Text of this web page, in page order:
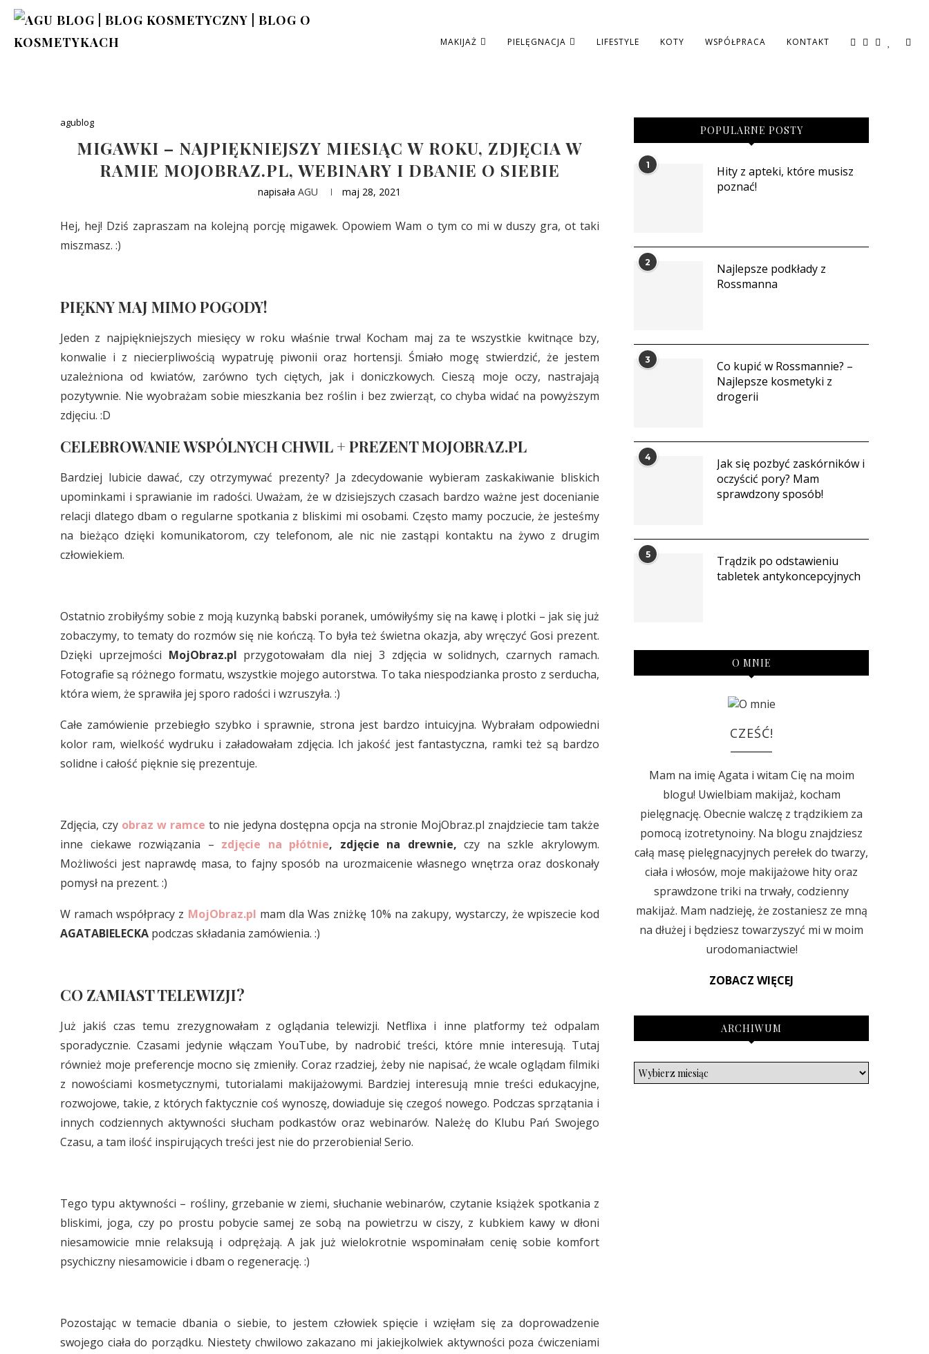
MAKIJAŻ PIELĘGNACJA LIFESTYLE KOTY WSPÓŁPRACA KONTAKT
agublog
MIGAWKI – NAJPIĘKNIEJSZY MIESIĄC W ROKU, ZDJĘCIA W
RAMIE MOJOBRAZ.PL, WEBINARY I DBANIE O SIEBIE
napisałaAGU maj 28, 2021
Hej, hej! Dziś zapraszam na kolejną porcję migawek. Opowiem Wam o tym co mi w duszy gra, ot taki
miszmasz. :)
PIĘKNY MAJ MIMO POGODY!
Jeden z najpiękniejszych miesięcy w roku właśnie trwa! Kocham maj za te wszystkie kwitnące bzy,
konwalie i z niecierpliwością wypatruję piwonii oraz hortensji. Śmiało mogę stwierdzić, że jestem
uzależniona od kwiatów, zarówno tych ciętych, jak i doniczkowych. Cieszą moje oczy, nastrajają
pozytywnie. Nie wyobrażam sobie mieszkania bez roślin i bez zwierząt, co chyba widać na powyższym
zdjęciu. :D
CELEBROWANIE WSPÓLNYCH CHWIL + PREZENT MOJOBRAZ.PL
Bardziej lubicie dawać, czy otrzymywać prezenty? Ja zdecydowanie wybieram zaskakiwanie bliskich
upominkami i sprawianie im radości. Uważam, że w dzisiejszych czasach bardzo ważne jest docenianie
relacji dlatego dbam o regularne spotkania z bliskimi mi osobami. Często mamy poczucie, że jesteśmy
na bieżąco dzięki komunikatorom, czy telefonom, ale nic nie zastąpi kontaktu na żywo z drugim
człowiekiem.
Ostatnio zrobiłyśmy sobie z moją kuzynką babski poranek, umówiłyśmy się na kawę i plotki – jak się już
zobaczymy, to tematy do rozmów się nie kończą. To była też świetna okazja, aby wręczyć Gosi prezent.
Dzięki uprzejmości MojObraz.pl przygotowałam dla niej 3 zdjęcia w solidnych, czarnych ramach.
Fotografie są różnego formatu, wszystkie mojego autorstwa. To taka niespodzianka prosto z serducha,
która wiem, że sprawiła jej sporo radości i wzruszyła. :)
Całe zamówienie przebiegło szybko i sprawnie, strona jest bardzo intuicyjna. Wybrałam odpowiedni
kolor ram, wielkość wydruku i załadowałam zdjęcia. Ich jakość jest fantastyczna, ramki też są bardzo
solidne i całość pięknie się prezentuje.
Zdjęcia, czy obraz w ramce to nie jedyna dostępna opcja na stronie MojObraz.pl znajdziecie tam także
inne ciekawe rozwiązania – zdjęcie na płótnie, zdjęcie na drewnie, czy na szkle akrylowym.
Możliwości jest naprawdę masa, to fajny sposób na urozmaicenie własnego wnętrza oraz doskonały
pomysł na prezent. :)
W ramach współpracy z MojObraz.pl mam dla Was zniżkę 10% na zakupy, wystarczy, że wpiszecie kod
AGATABIELECKA podczas składania zamówienia. :)
CO ZAMIAST TELEWIZJI?
Już jakiś czas temu zrezygnowałam z oglądania telewizji. Netflixa i inne platformy też odpalam
sporadycznie. Czasami jedynie włączam YouTube, by nadrobić treści, które mnie interesują. Tutaj
również moje preferencje mocno się zmieniły. Coraz rzadziej, żeby nie napisać, że wcale oglądam filmiki
z nowościami kosmetycznymi, tutorialami makijażowymi. Bardziej interesują mnie treści edukacyjne,
rozwojowe, takie, z których faktycznie coś wynoszę, dowiaduje się czegoś nowego. Podczas sprzątania i
innych codziennych aktywności słucham podkastów oraz webinarów. Należę do Klubu Pań Swojego
Czasu, a tam ilość inspirujących treści jest nie do przerobienia! Serio.
Tego typu aktywności – rośliny, grzebanie w ziemi, słuchanie webinarów, czytanie książek spotkania z
bliskimi, joga, czy po prostu pobycie samej ze sobą na powietrzu w ciszy, z kubkiem kawy w dłoni
niesamowicie mnie relaksują i odprężają. A jak już wielokrotnie wspominałam cenię sobie komfort
psychiczny niesamowicie i dbam o regenerację. :)
Pozostając w temacie dbania o siebie, to jestem człowiek spięcie i wzięłam się za doprowadzenie
swojego ciała do porządku. Niestety chwilowo zakazano mi jakiejkolwiek aktywności poza ćwiczeniami
POPULARNE POSTY
1
Hity z apteki, które musisz
poznać!
2
Najlepsze podkłady z
Rossmanna
3
Co kupić w Rossmannie? –
Najlepsze kosmetyki z
drogerii
4
Jak się pozbyć zaskórników i
oczyścić pory? Mam
sprawdzony sposób!
5
Trądzik po odstawieniu
tabletek antykoncepcyjnych
O MNIE
CZEŚĆ!
Mam na imię Agata i witam Cię na moim
blogu! Uwielbiam makijaż, kocham
pielęgnację. Obecnie walczę z trądzikiem za
pomocą izotretynoiny. Na blogu znajdziesz
całą masę pielęgnacyjnych perełek do twarzy,
ciała i włosów, moje makijażowe hity oraz
sprawdzone triki na trwały, codzienny
makijaż. Mam nadzieję, że zostaniesz ze mną
na dłużej i będziesz towarzyszyć mi w moim
urodomaniactwie!
ZOBACZ WIĘCEJ
ARCHIWUM